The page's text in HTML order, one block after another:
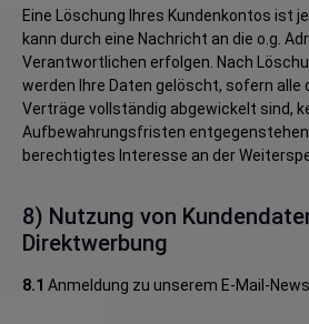
Eine Löschung Ihres Kundenkontos ist
kann durch eine Nachricht an die o.g.
Verantwortlichen erfolgen. Nach
werden Ihre Daten gelöscht, sofern alle
Verträge vollständig abgewickelt sind,
Aufbewahrungsfristen
berechtigtes Interesse an der
8) Nutzung von
Direktwerbung
8.1 Anmeldung zu unserem E-Mail-